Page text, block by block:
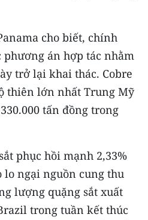
cho biết, chính
phương án hợp tác nhằm
trở lại khai thác. Cobre
thiên lớn nhất Trung Mỹ
tấn đồng trong
phục hồi mạnh 2,33%
lo ngại nguồn cung thu
lượng quặng sắt xuất
trong tuần kết thúc